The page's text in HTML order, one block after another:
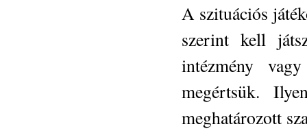
A szituációs
szerint kell
intézmény
megértsük.
meghatározott